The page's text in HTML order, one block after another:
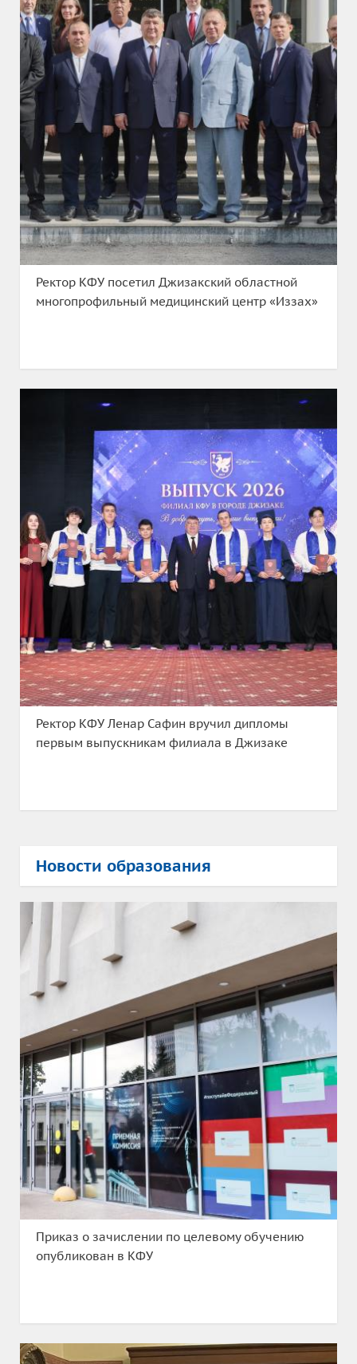
Ректор КФУ посетил Джизакский областной
многопрофильный медицинский центр «Иззах»
Ректор КФУ Ленар Сафин вручил дипломы
первым выпускникам филиала в Джизаке
Новости образования
Приказ о зачислении по целевому обучению
опубликован в КФУ